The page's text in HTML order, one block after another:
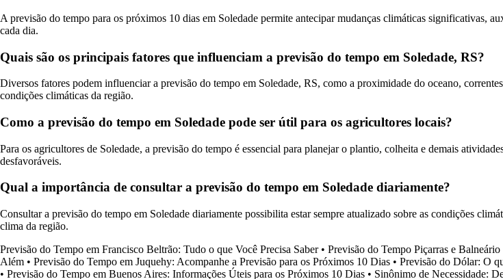
A previsão do tempo para os próximos 10 dias em Soledade permite antecipar mudanças climáticas significativas,
cada dia.
Quais são os principais fatores que influenciam a previsão do tempo em Soledade, RS?
Diversos fatores podem influenciar a previsão do tempo em Soledade, RS, como a proximidade do oceano,
condições climáticas da região.
Como a previsão do tempo em Soledade pode ser útil para os agricultores locais?
Para os agricultores de Soledade, a previsão do tempo é essencial para planejar o plantio, colheita e demais
desfavoráveis.
Qual a importância de consultar a previsão do tempo em Soledade diariamente?
Consultar a previsão do tempo em Soledade diariamente possibilita estar sempre atualizado sobre as condições
clima da região.
Previsão do Tempo em Francisco Beltrão: Tudo o que Você Precisa Saber• Previsão do Tempo Piçarras e
Além • Previsão do Tempo em Juquehy: Acompanhe a Previsão para os Próximos 10 Dias • Previsão do Dólar: O
• Previsão do Tempo em Buenos Aires: Informações Úteis para os Próximos 10 Dias • Sinônimo de Necessidade: